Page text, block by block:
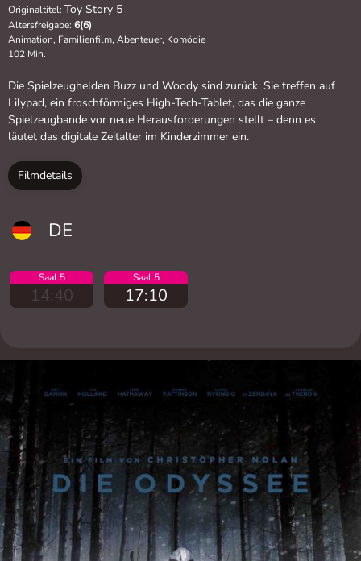
Originaltitel: Toy Story 5
Altersfreigabe: 6(6)
Animation, Familienfilm, Abenteuer, Komödie
102 Min.
Die Spielzeughelden Buzz und Woody sind zurück. Sie treffen auf
Lilypad, ein froschförmiges High-Tech-Tablet, das die ganze
Spielzeugbande vor neue Herausforderungen stellt – denn es
läutet das digitale Zeitalter im Kinderzimmer ein.
Filmdetails
DE
Saal 5
14:40
Saal 5
17:10